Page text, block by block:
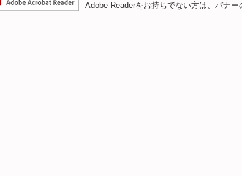
Adobe Readerをお持ちでない方は、バナ